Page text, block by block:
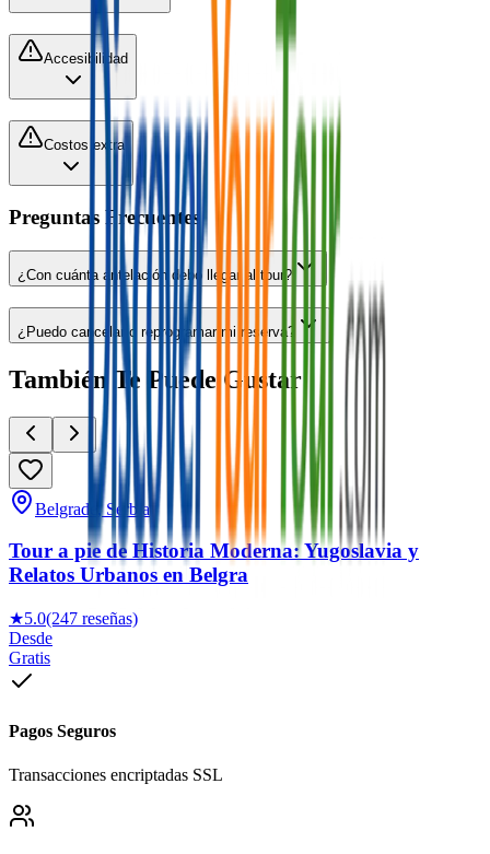
Accesibilidad
Costos extra
Preguntas Frecuentes
¿Con cuánta antelación debo llegar al tour?
¿Puedo cancelar o reprogramar mi reserva?
También Te Puede Gustar
Belgrade, Serbia
Tour a pie de Historia Moderna: Yugoslavia y
Relatos Urbanos en Belgra
★5.0(247 reseñas)
Desde
Gratis
Pagos Seguros
Transacciones encriptadas SSL